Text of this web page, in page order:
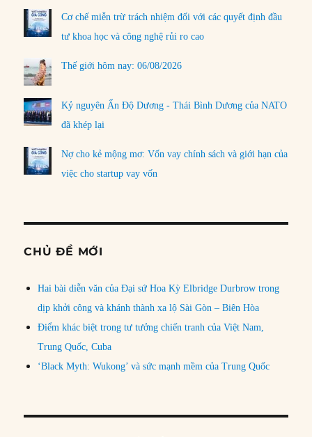
Cơ chế miễn trừ trách nhiệm đối với các quyết định đầu
tư khoa học và công nghệ rủi ro cao
Thế giới hôm nay: 06/08/2026
Kỷ nguyên Ấn Độ Dương - Thái Bình Dương của NATO
đã khép lại
Nợ cho kẻ mộng mơ: Vốn vay chính sách và giới hạn của
việc cho startup vay vốn
CHỦ ĐỀ MỚI
Hai bài diễn văn của Đại sứ Hoa Kỳ Elbridge Durbrow trong
dịp khởi công và khánh thành xa lộ Sài Gòn – Biên Hòa
Điểm khác biệt trong tư tưởng chiến tranh của Việt Nam,
Trung Quốc, Cuba
‘Black Myth: Wukong’ và sức mạnh mềm của Trung Quốc